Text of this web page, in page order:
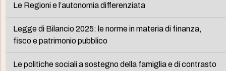
Le Regioni e l’autonomia differenziata
Legge di Bilancio 2025: le norme in materia di finanza,
fisco e patrimonio pubblico
Le politiche sociali a sostegno della famiglia e di contrasto